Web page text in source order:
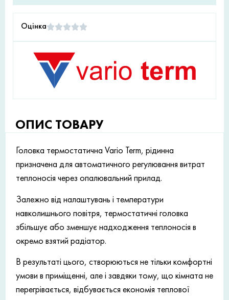
Оцінка
ОПИС ТОВАРУ
Головка термостатична Vario Term, рідинна
призначена для автоматичного регулювання витрат
теплоносія через опалювальний прилад.
Залежно від налаштувань і температури
навколишнього повітря, термостатичні головка
збільшує або зменшує надходження теплоносія в
окремо взятий радіатор.
В результаті цього, створюються не тільки комфортні
умови в приміщенні, але і завдяки тому, що кімната не
перегрівається, відбувається економія теплової